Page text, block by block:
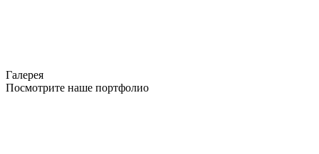
Галерея
Посмотрите наше портфолио